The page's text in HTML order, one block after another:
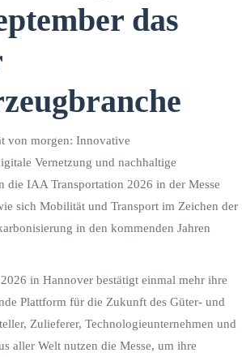
das
von morgen: Innovative
Vernetzung und nachhaltige
die IAA Transportation 2026 in der Messe
sich Mobilität und Transport im Zeichen der
in den kommenden Jahren
in Hannover bestätigt einmal mehr ihre
Plattform für die Zukunft des Güter- und
Zulieferer, Technologieunternehmen und
aller Welt nutzen die Messe, um ihre